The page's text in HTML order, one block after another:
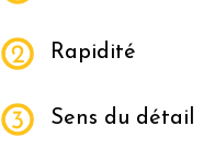
Rapidité
Sens du détail